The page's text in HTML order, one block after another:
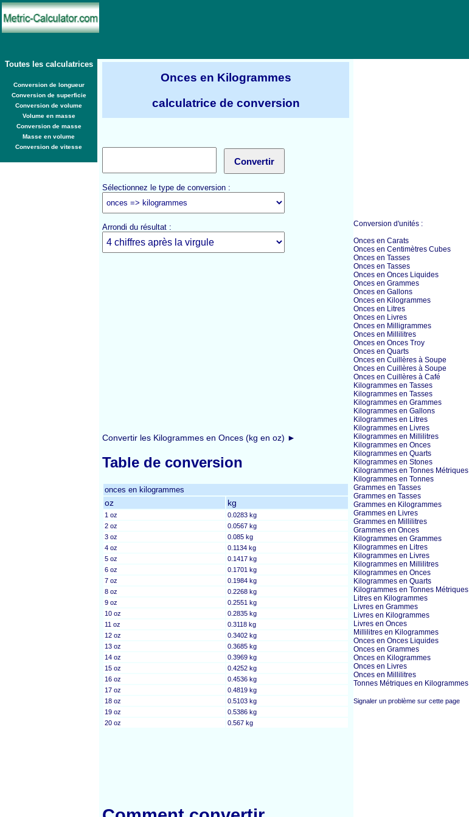
Toutes les calculatrices
Conversion de longueur
Conversion de superficie
Conversion de volume
Volume en masse
Conversion de masse
Masse en volume
Conversion de vitesse
Onces en Kilogrammes
calculatrice de conversion
Sélectionnez le type de conversion :
Arrondi du résultat :
Convertir les Kilogrammes en Onces (kg en oz) ►
Table de conversion
onces en kilogrammes
oz kg
1 oz
0.0283 kg
2 oz
0.0567 kg
3 oz
0.085 kg
4 oz
0.1134 kg
5 oz
0.1417 kg
6 oz
0.1701 kg
7 oz
0.1984 kg
8 oz
0.2268 kg
9 oz
0.2551 kg
10 oz
0.2835 kg
11 oz
0.3118 kg
12 oz
0.3402 kg
13 oz
0.3685 kg
14 oz
0.3969 kg
15 oz
0.4252 kg
16 oz
0.4536 kg
17 oz
0.4819 kg
18 oz
0.5103 kg
19 oz
0.5386 kg
20 oz
0.567 kg
Conversion d'unités :
Onces en Carats
Onces en Centimètres Cubes
Onces en Tasses
Onces en Tasses
Onces en Onces Liquides
Onces en Grammes
Onces en Gallons
Onces en Kilogrammes
Onces en Litres
Onces en Livres
Onces en Milligrammes
Onces en Millilitres
Onces en Onces Troy
Onces en Quarts
Onces en Cuillères à Soupe
Onces en Cuillères à Soupe
Onces en Cuillères à Café
Kilogrammes en Tasses
Kilogrammes en Tasses
Kilogrammes en Grammes
Kilogrammes en Gallons
Kilogrammes en Litres
Kilogrammes en Livres
Kilogrammes en Millilitres
Kilogrammes en Onces
Kilogrammes en Quarts
Kilogrammes en Stones
Kilogrammes en Tonnes Métriques
Kilogrammes en Tonnes
Grammes en Tasses
Grammes en Tasses
Grammes en Kilogrammes
Grammes en Livres
Grammes en Millilitres
Grammes en Onces
Kilogrammes en Grammes
Kilogrammes en Litres
Kilogrammes en Livres
Kilogrammes en Millilitres
Kilogrammes en Onces
Kilogrammes en Quarts
Kilogrammes en Tonnes Métriques
Litres en Kilogrammes
Livres en Grammes
Livres en Kilogrammes
Livres en Onces
Millilitres en Kilogrammes
Onces en Onces Liquides
Onces en Grammes
Onces en Kilogrammes
Onces en Livres
Onces en Millilitres
Tonnes Métriques en Kilogrammes
Signaler un problème sur cette page